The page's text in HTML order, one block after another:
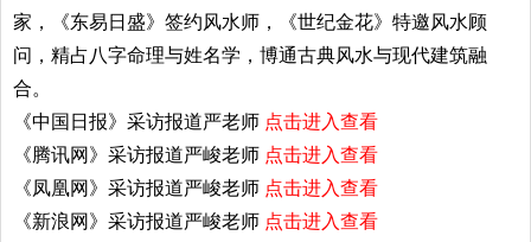
家，《东易日盛》签约风水师，《世纪金花》特邀风水顾
问，精占八字命理与姓名学，博通古典风水与现代建筑融
合。
《中国日报》采访报道严老师 点击进入查看
《腾讯网》采访报道严峻老师 点击进入查看
《凤凰网》采访报道严峻老师 点击进入查看
《新浪网》采访报道严峻老师 点击进入查看